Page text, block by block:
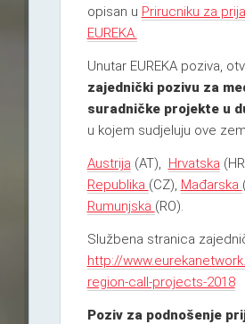
opisan u Prirucniku za
EUREKA.
Unutar EUREKA poziva,
zajednički pozivu za
suradničke projekte u
u kojem sudjeluju ove
Austrija (AT), Hrvatska
Republika (CZ), Mađarska
Rumunjska (RO).
Službena stranica
http://
region-call-projects-2018
Poziv za podnošenje